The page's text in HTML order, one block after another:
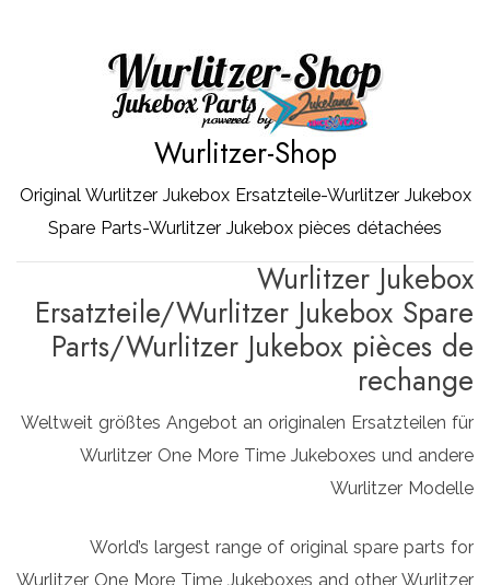
Wurlitzer-Shop
Original Wurlitzer Jukebox Ersatzteile-Wurlitzer Jukebox
Spare Parts-Wurlitzer Jukebox pièces détachées
Wurlitzer Jukebox
Ersatzteile/Wurlitzer Jukebox Spare
Parts/Wurlitzer Jukebox pièces de
rechange
Weltweit größtes Angebot an originalen Ersatzteilen für
Wurlitzer One More Time Jukeboxes und andere
Wurlitzer Modelle
World’s largest range of original spare parts for
Wurlitzer One More Time Jukeboxes and other Wurlitzer